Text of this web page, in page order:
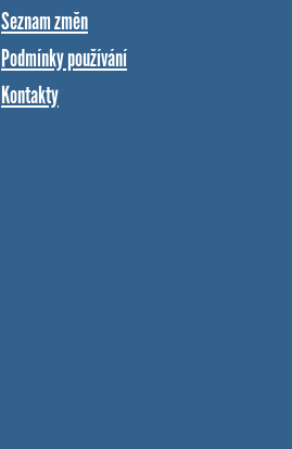
Seznam změn
Podmínky používání
Kontakty